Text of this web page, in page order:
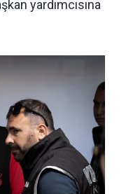
yardımcısına